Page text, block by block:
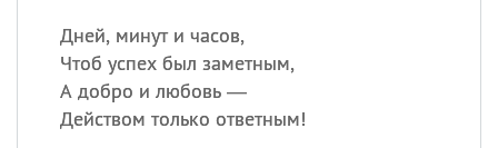
Дней, минут и часов,
Чтоб успех был заметным,
А добро и любовь —
Действом только ответным!